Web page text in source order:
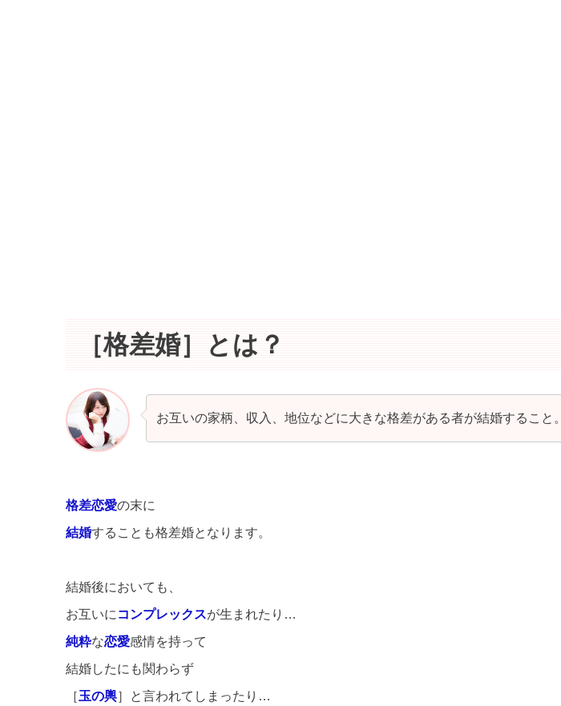
［格差婚］とは？
お互いの家柄、収入、地位などに大きな格差がある者が結婚すること。
格差恋愛の末に
結婚することも格差婚となります。
結婚後においても、
お互いにコンプレックスが生まれたり…
純粋な恋愛感情を持って
結婚したにも関わらず
［玉の輿］と言われてしまったり…